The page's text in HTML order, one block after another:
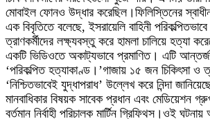
মোবাইল ফোনও উদ্ধার করেছিল।ফিলিস্তিনের
এক বিবৃতিতে বলেছে, ইসরায়েলি বাহিনী পরিকল্পিতভাবে
ত্রাণকর্মীদের লক্ষ্যবস্তু করে হামলা চালিয়ে হত্যা
একটি ভিডিওতে অকাট্যভাবে প্রমাণিত। এটি
‘পরিকল্পিত হত্যাকাণ্ড।’গাজায় ১৫ জন চিকিৎসা ও
‘নিশ্চিতভাবেই যুদ্ধাপরাধ’ উল্লেখ করে নিন্দা
মানবাধিকার বিষয়ক সাবেক প্রধান এবং মেডিয়েশন
বর্তমান নির্বাহী পরিচালক মার্টিন গ্রিফিথস।ওই